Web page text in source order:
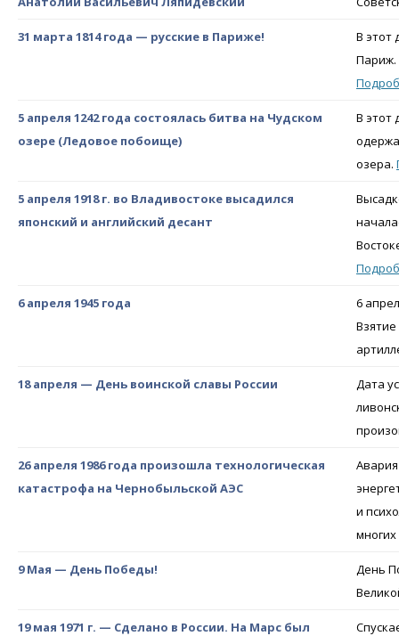
31 марта 1814 года — русские в Париже!
В этот
Париж.
5 апреля 1242 года состоялась битва на Чудском
озере (Ледовое побоище)
В этот
озера.
5 апреля 1918 г. во Владивостоке высадился
японский и английский десант
6 апреля 1945 года
6
18 апреля — День воинской славы России
Дата
26 апреля 1986 года произошла технологическая
катастрофа на Чернобыльской АЭС
и
9 Мая — День Победы!
День
19 мая 1971 г. — Сделано в России. На Марс был